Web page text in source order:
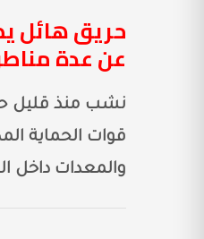
عن عدة
نشب منذ قليل
قوات الحماية
والمعدات داخل